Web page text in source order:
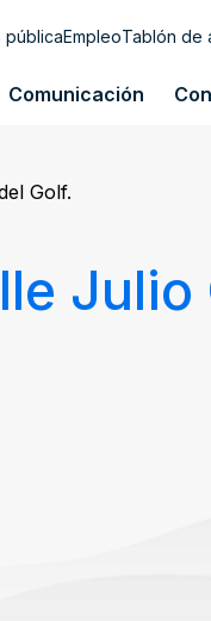
públicaEmpleoTablón de
Comunicación
Golf.
Julio